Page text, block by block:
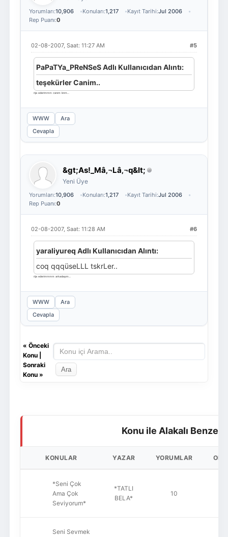
Yorumları:10,906 Konuları:1,217 Kayıt Tarihi:Jul 2006
Rep Puanı:0
#5
02-08-2007, Saat: 11:27 AM
PaPaTYa_PReNSeS Adlı Kullanıcıdan Alıntı:
teşekürler Canim..
rija ederimmm canım bnm....
WWW
Ara
Cevapla
&gt;As!_Mâ‚¬Lâ‚¬q&lt;
Yeni Üye
Yorumları:10,906 Konuları:1,217 Kayıt Tarihi:Jul 2006
Rep Puanı:0
#6
02-08-2007, Saat: 11:28 AM
yaraliyureq Adlı Kullanıcıdan Alıntı:
coq qqqüseLLL tskrLer..
rija ederimmmm arkadaşım....
WWW
Ara
Cevapla
« Önceki
Konu|
Sonraki
Konu»
Konu ile Alakalı Benzer
KONULAR YAZAR YORUMLAR
*Seni Çok
Ama Çok
Seviyorum*
*TATLI
BELA*
10
Seni Sevmek